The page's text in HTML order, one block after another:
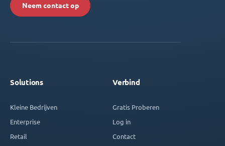
Neem contact op
Solutions
Kleine Bedrijven
Enterprise
Retail
Verbind
Gratis Proberen
Log in
Contact